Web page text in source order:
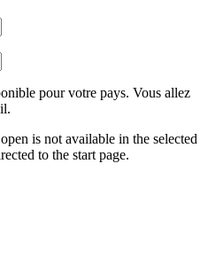
pour votre pays. Vous allez
is not available in the selected
to the start page.